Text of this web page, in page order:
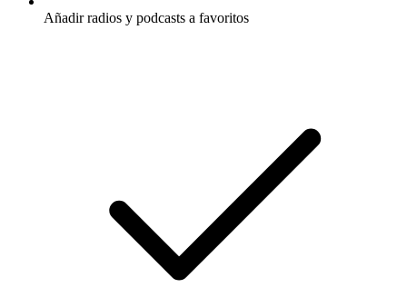
Añadir radios y podcasts a favoritos